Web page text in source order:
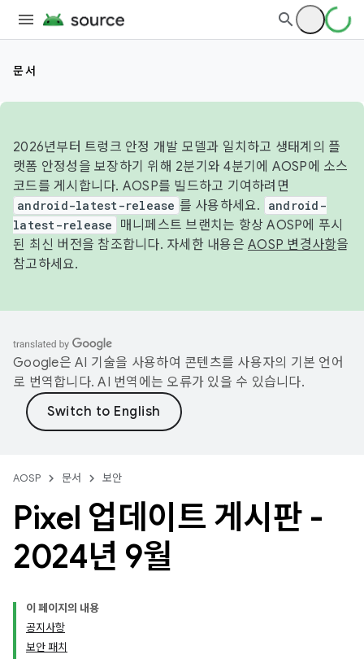
문서
2026년부터 트렁크 안정 개발 모델과 일치하고 생태계의 플
랫폼 안정성을 보장하기 위해 2분기와 4분기에 AOSP에 소스
코드를 게시합니다. AOSP를 빌드하고 기여하려면
android-latest-release 를 사용하세요.
android-
latest-release
매니페스트 브랜치는 항상 AOSP에 푸시
된 최신 버전을 참조합니다. 자세한 내용은 AOSP 변경사항을
참고하세요.
Google은 AI 기술을 사용하여 콘텐츠를 사용자의 기본 언어
로 번역합니다. AI 번역에는 오류가 있을 수 있습니다.
AOSP 문서 보안
Pixel 업데이트 게시판 -
2024년 9월
이 페이지의 내용
공지사항
보안 패치